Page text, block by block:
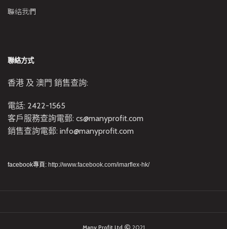
聯絡我們
聯絡方式
香港 及 澳門 銷售查詢:
電話: 2422-1565
客戶服務查詢電郵: cs@manyprofit.com
銷售查詢電郵: info@manyprofit.com
facebook專頁: http://www.facebook.com/imarflex-hk/
Many Profit Ltd 2021